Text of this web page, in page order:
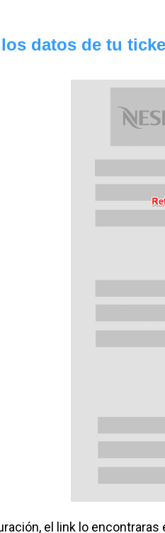
los datos de tu
el link lo encontraras